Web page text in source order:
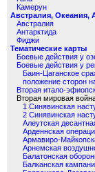
Камерун
Австралия, Океания,
Австралия
Антарктида
Фиджи
Тематические карты
Боевые действия у
Боевые действия у
Баин-Цаганское
положение сторон
Вторая итало-
Вторая мировая
1 Синявинская
2 Синявинская
Алеутская
Арденнская
Армавиро-
Арнемская
Балатонская
Балканская